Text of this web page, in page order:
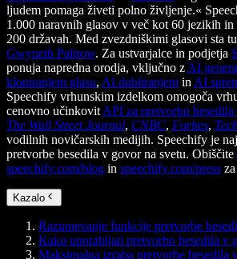
ljudem pomaga živeti polno življenje.«
1.000 naravnih glasov v več kot 60 jezikih in
200 državah. Med zvezdniškimi glasovi sta
Gwyneth Paltrow. Za ustvarjalce in podjetja
ponuja napredna orodja, vključno z AI
kloniranjem glasu, AI dubliranjem in AI
Speechify vrhunskim izdelkom omogoča
cenovno učinkovit API za pretvorbo
The Wall Street Journal, CNBC, Forbes,
vodilnih novičarskih medijih. Speechify je
pretvorbe besedila v govor na svetu. Obiščite
speechify.com/blog in speechify.com/press
Kazalo
Razumevanje funkcije pretvorbe
Kako uporabljati pretvorbo besedila v
Maksimalna izraba pretvorbe besedila